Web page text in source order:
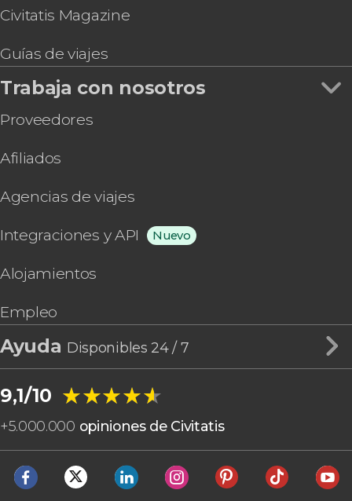
Civitatis Magazine
Guías de viajes
Trabaja con nosotros
Proveedores
Afiliados
Agencias de viajes
Integraciones y API Nuevo
Alojamientos
Empleo
Ayuda Disponibles 24 / 7
9,1/10 ★★★★★
★★★★★
+5.000.000 opiniones de Civitatis